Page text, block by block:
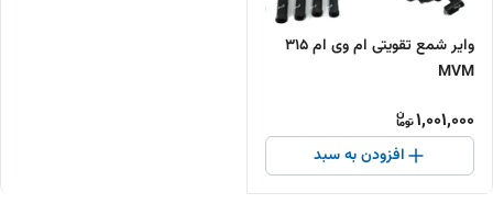
وایر شمع تقویتی ام وی ام 315
MVM
1,001,000
افزودن به سبد